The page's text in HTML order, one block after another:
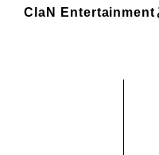
ClaN Entertainment